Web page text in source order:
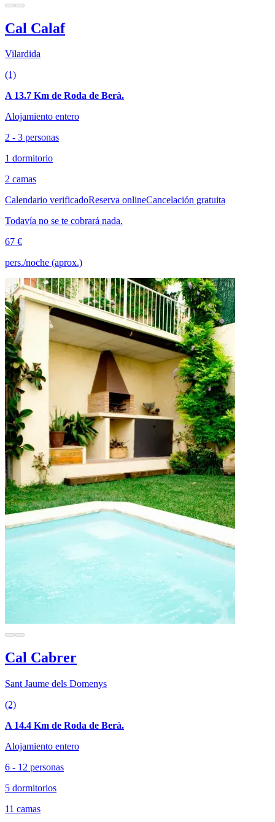
Cal Calaf
Vilardida
(1)
A 13.7 Km de Roda de Berà.
Alojamiento entero
2 - 3 personas
1 dormitorio
2 camas
Calendario verificadoReserva onlineCancelación gratuita
Todavía no se te cobrará nada.
67 €
pers./noche (aprox.)
Cal Cabrer
Sant Jaume dels Domenys
(2)
A 14.4 Km de Roda de Berà.
Alojamiento entero
6 - 12 personas
5 dormitorios
11 camas